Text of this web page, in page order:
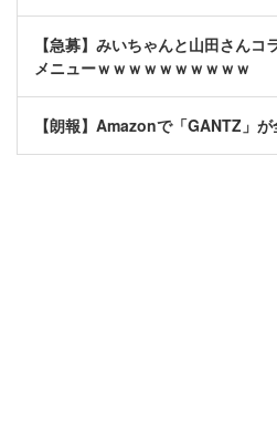
【急募】みいちゃんと山田さん
メニューｗｗｗｗｗｗｗｗｗｗ
【朗報】Amazonで「GANTZ」